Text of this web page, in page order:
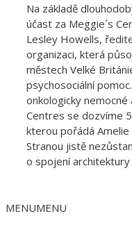
Na základě
účast za Meggie´s
Lesley Howells,
organizaci, která
městech Velké
psychosociální
onkologicky nemocné
Centres se dozvíme
kterou pořádá
Stranou jistě
o spojení
MENUMENU